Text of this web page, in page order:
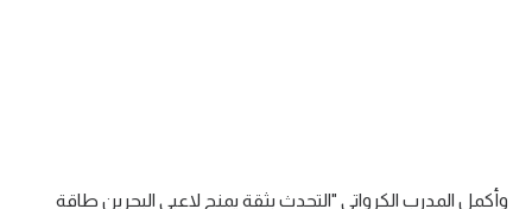
وأكمل المدرب الكرواتي "التحدث بثقة يمنح لاعبي البحرين طاقة